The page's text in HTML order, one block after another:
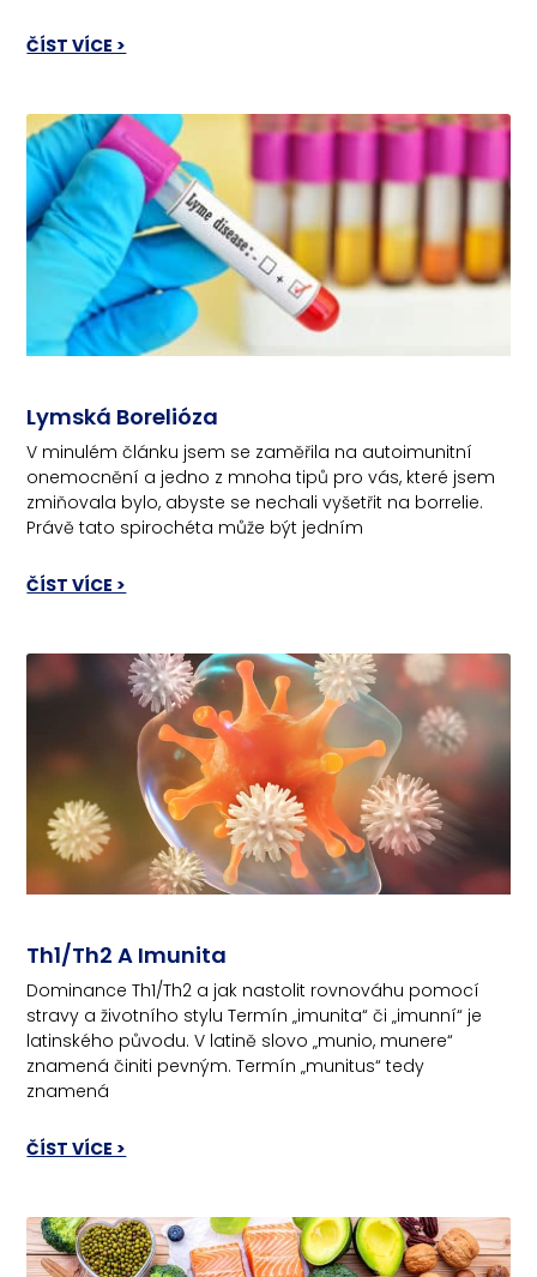
ČÍST VÍCE >
Lymská Borelióza
V minulém článku jsem se zaměřila na autoimunitní
onemocnění a jedno z mnoha tipů pro vás, které jsem
zmiňovala bylo, abyste se nechali vyšetřit na borrelie.
Právě tato spirochéta může být jedním
ČÍST VÍCE >
Th1/Th2 A Imunita
Dominance Th1/Th2 a jak nastolit rovnováhu pomocí
stravy a životního stylu Termín „imunita“ či „imunní“ je
latinského původu. V latině slovo „munio, munere“
znamená činiti pevným. Termín „munitus“ tedy
znamená
ČÍST VÍCE >